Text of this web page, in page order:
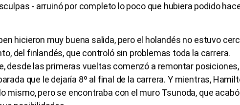
- arruinó por completo lo poco que hubiera podido
hicieron muy buena salida, pero el holandés no estuvo
del finlandés, que controló sin problemas toda la carrera.
desde las primeras vueltas comenzó a remontar posiciones,
que le dejaría 8º al final de la carrera. Y mientras,
mismo, pero se encontraba con el muro Tsunoda, que acabó